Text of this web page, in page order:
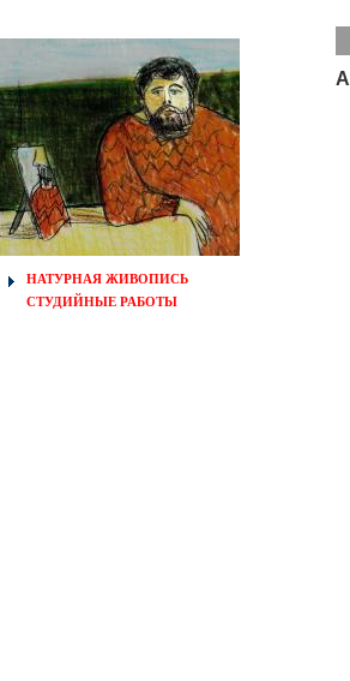
НАТУРНАЯ ЖИВОПИСЬ
СТУДИЙНЫЕ РАБОТЫ